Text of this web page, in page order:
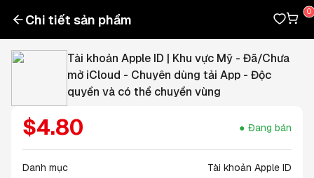
Chi tiết sản phẩm
Tài khoản Apple ID | Khu vực Mỹ - Đã/Chưa
mở iCloud - Chuyên dùng tải App - Độc
quyền và có thể chuyển vùng
$4.80 Đang bán
Danh mục Tài khoản Apple ID